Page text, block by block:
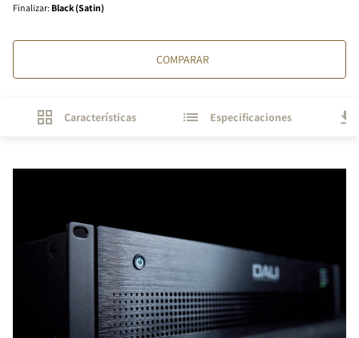
Finalizar: Black (Satin)
COMPARAR
Características Especificaciones